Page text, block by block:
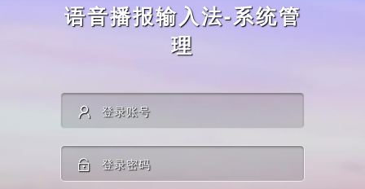
语音播报输入法-系统管
理